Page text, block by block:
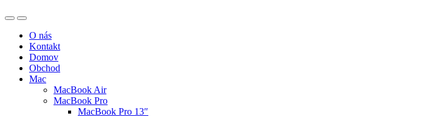
O nás
Kontakt
Domov
Obchod
Mac
MacBook Air
MacBook Pro
MacBook Pro 13″